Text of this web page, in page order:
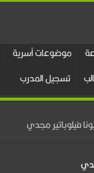
موضوعات أسرية
تسجيل المدرب
فيلوباتير مجدي